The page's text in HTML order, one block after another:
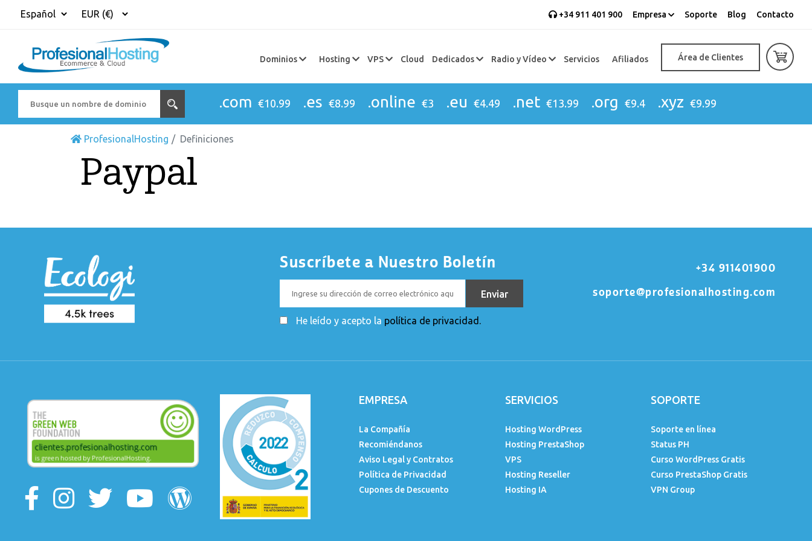
+34 911 401 900 Empresa Soporte Blog Contacto
Dominios Hosting VPS Cloud Dedicados Radio y Vídeo Servicios Afiliados Área de Clientes
.com €10.99 .es €8.99 .online €3 .eu €4.49 .net €13.99 .org €9.4 .xyz €9.99
ProfesionalHosting Definiciones
Paypal
Suscríbete a Nuestro Boletín
He leído y acepto la política de privacidad.
+34 911401900
soporte@profesionalhosting.com
EMPRESA
La Compañía
Recomiéndanos
Aviso Legal y Contratos
Política de Privacidad
Cupones de Descuento
SERVICIOS
Hosting WordPress
Hosting PrestaShop
VPS
Hosting Reseller
Hosting IA
SOPORTE
Soporte en línea
Status PH
Curso WordPress Gratis
Curso PrestaShop Gratis
VPN Group